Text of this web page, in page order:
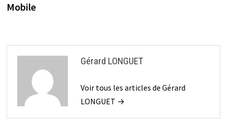
Mobile
Gérard LONGUET
Voir tous les articles de Gérard
LONGUET →